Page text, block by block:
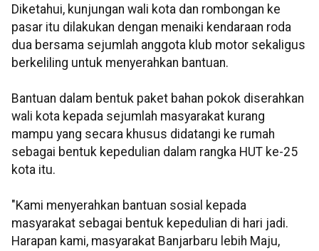
Diketahui, kunjungan wali kota dan rombongan ke
pasar itu dilakukan dengan menaiki kendaraan roda
dua bersama sejumlah anggota klub motor sekaligus
berkeliling untuk menyerahkan bantuan.
Bantuan dalam bentuk paket bahan pokok diserahkan
wali kota kepada sejumlah masyarakat kurang
mampu yang secara khusus didatangi ke rumah
sebagai bentuk kepedulian dalam rangka HUT ke-25
kota itu.
"Kami menyerahkan bantuan sosial kepada
masyarakat sebagai bentuk kepedulian di hari jadi.
Harapan kami, masyarakat Banjarbaru lebih Maju,